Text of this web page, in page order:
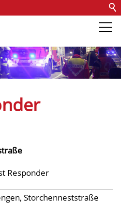
Barrierefreiheit
Responder
Storchenneststraße